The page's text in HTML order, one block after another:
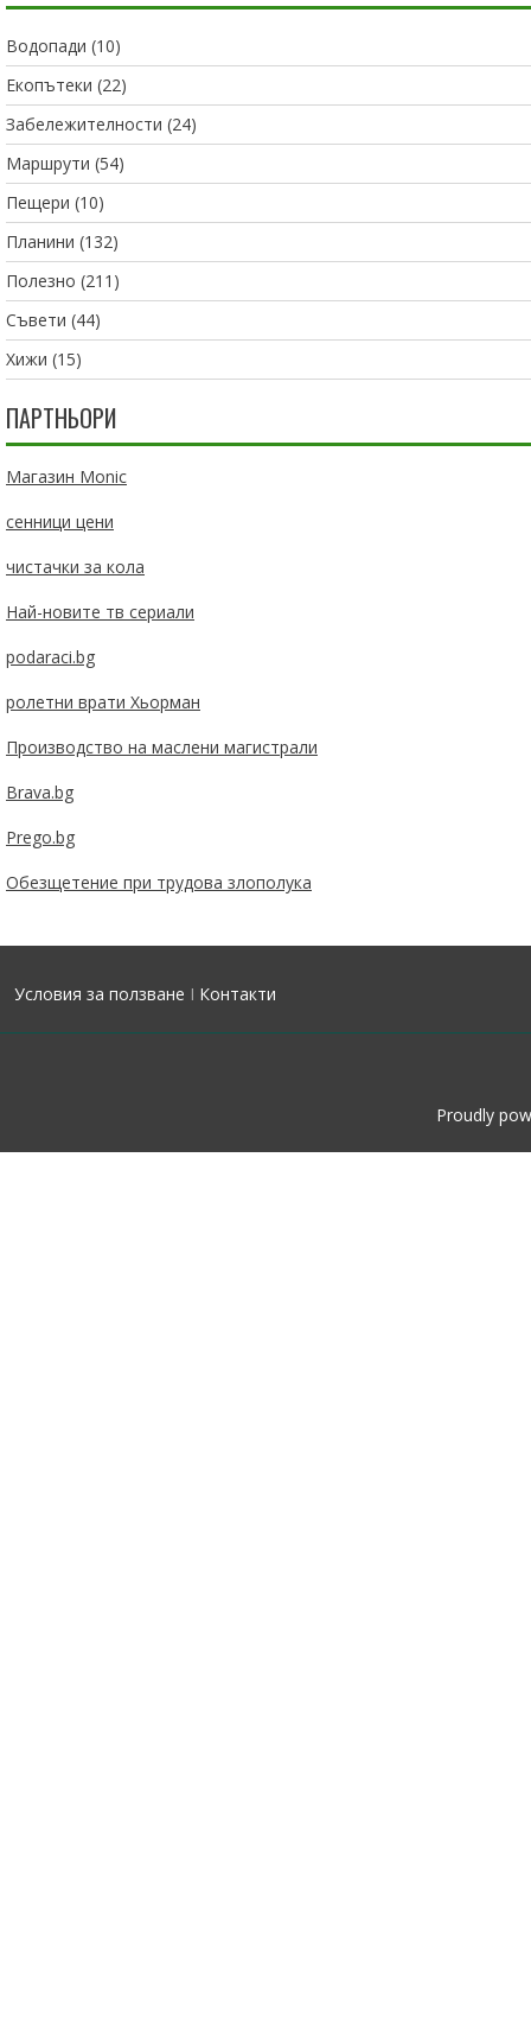
Водопади (10)
Екопътеки (22)
Забележителности (24)
Маршрути (54)
Пещери (10)
Планини (132)
Полезно (211)
Съвети (44)
Хижи (15)
ПАРТНЬОРИ
Магазин Monic
сенници цени
чистачки за кола
Най-новите тв сериали
podaraci.bg
ролетни врати Хьорман
Производство на маслени магистрали
Brava.bg
Prego.bg
Обезщетение при трудова злополука
Условия за ползване I Контакти
Proudly